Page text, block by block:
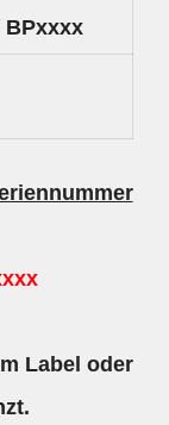
BPxxxx
Label oder